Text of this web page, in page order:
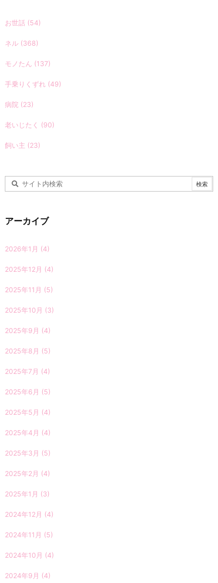
お世話 (54)
ネル (368)
モノたん (137)
手乗りくずれ (49)
病院 (23)
老いじたく (90)
飼い主 (23)
アーカイブ
2026年1月 (4)
2025年12月 (4)
2025年11月 (5)
2025年10月 (3)
2025年9月 (4)
2025年8月 (5)
2025年7月 (4)
2025年6月 (5)
2025年5月 (4)
2025年4月 (4)
2025年3月 (5)
2025年2月 (4)
2025年1月 (3)
2024年12月 (4)
2024年11月 (5)
2024年10月 (4)
2024年9月 (4)